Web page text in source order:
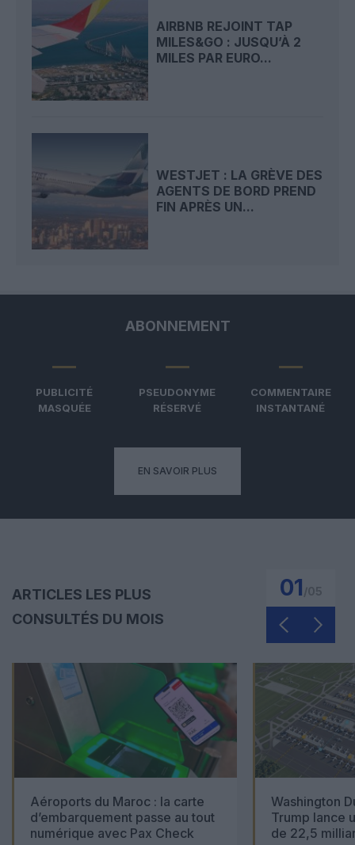
AIRBNB REJOINT TAP
MILES&GO : JUSQU’À 2
MILES PAR EURO...
WESTJET : LA GRÈVE DES
AGENTS DE BORD PREND
FIN APRÈS UN...
ABONNEMENT
PUBLICITÉ
MASQUÉE
PSEUDONYME
RÉSERVÉ
COMMENTAIRE
INSTANTANÉ
EN SAVOIR PLUS
ARTICLES LES PLUS
CONSULTÉS DU MOIS
01
Aéroports du Maroc : la carte
d’embarquement passe au tout
numérique avec Pax Check
Washington
Trump lance
de 22,5